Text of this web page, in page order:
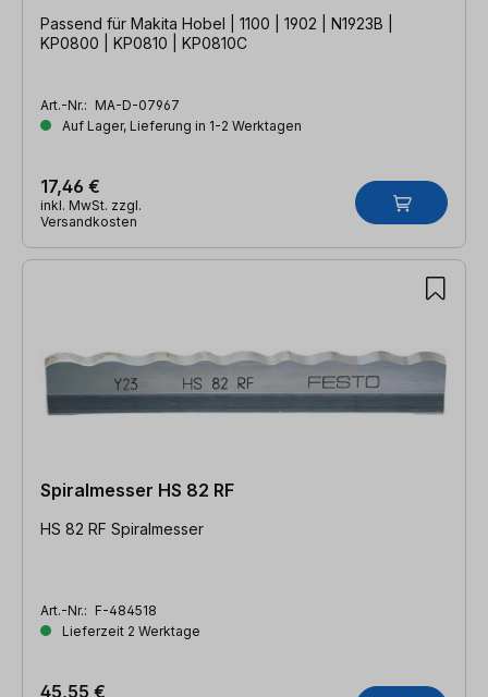
Passend für Makita Hobel | 1100 | 1902 | N1923B |
KP0800 | KP0810 | KP0810C
Art.-Nr.: MA-D-07967
Auf Lager, Lieferung in 1-2 Werktagen
17,46 €
inkl. MwSt. zzgl.
Versandkosten
Spiralmesser HS 82 RF
HS 82 RF Spiralmesser
Art.-Nr.: F-484518
Lieferzeit 2 Werktage
45,55 €